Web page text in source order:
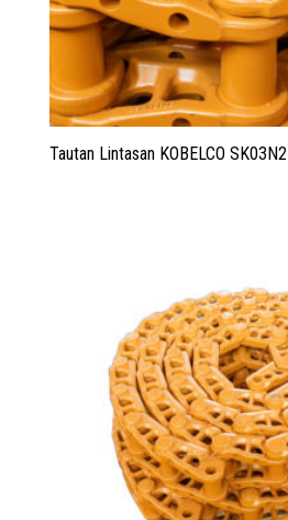
Tautan Lintasan KOBELCO SK03N2